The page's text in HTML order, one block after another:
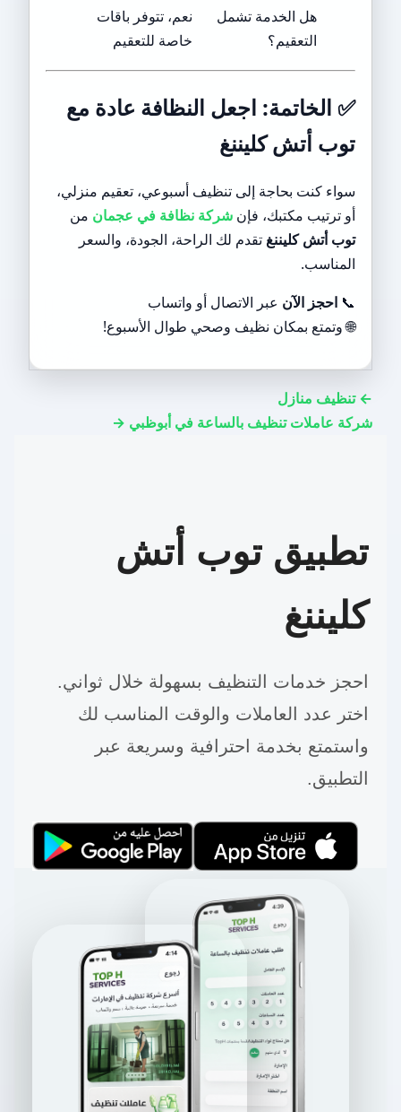
هل الخدمة تشمل
التعقيم؟
نعم، تتوفر باقات
خاصة للتعقيم
✅ الخاتمة: اجعل النظافة عادة مع
توب أتش كليننغ
سواء كنت بحاجة إلى تنظيف أسبوعي، تعقيم منزلي،
أو ترتيب مكتبك، فإن شركة نظافة في عجمان من
توب أتش كليننغ تقدم لك الراحة، الجودة، والسعر
المناسب.
📞 احجز الآن عبر الاتصال أو واتساب
🌐 وتمتع بمكان نظيف وصحي طوال الأسبوع!
← تنظيف منازل
شركة عاملات تنظيف بالساعة في أبوظبي →
تطبيق توب أتش
كليننغ
احجز خدمات التنظيف بسهولة خلال ثواني.
اختر عدد العاملات والوقت المناسب لك
واستمتع بخدمة احترافية وسريعة عبر
التطبيق.